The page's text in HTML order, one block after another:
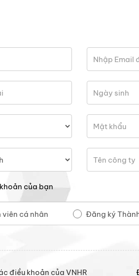
của bạn
cá nhân Đăng ký
điều khoản của VNHR